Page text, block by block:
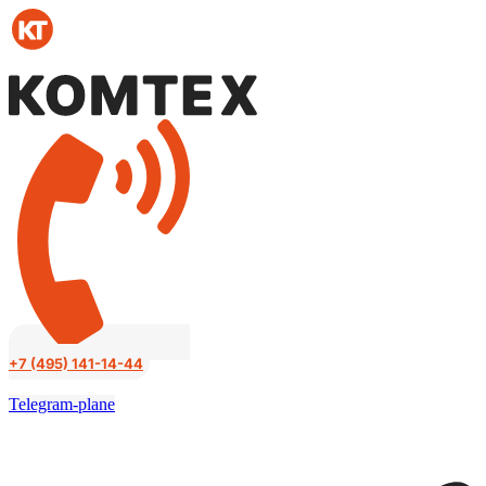
Перейти
к
содержимому
+7 (495) 141-14-44
Telegram-plane